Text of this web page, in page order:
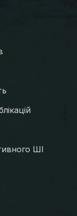
ШІ